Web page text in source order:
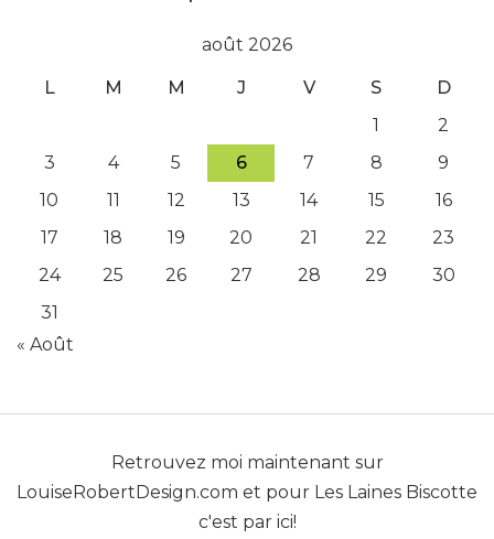
août 2026
L M M J V S
D
1
2
3
4 5 6 7 8
9
10
11 12 13 14 15
16
17
18 19 20 21 22
23
24
25 26 27 28 29
30
31
« Août
Retrouvez moi maintenant sur
LouiseRobertDesign.com et pour Les Laines Biscotte
c'est par ici!